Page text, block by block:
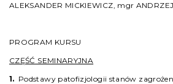
ALEKSANDER MICKIEWICZ, mgr
PROGRAM KURSU
CZĘŚĆ SEMINARYJNA
Podstawy patofizjologii stanów